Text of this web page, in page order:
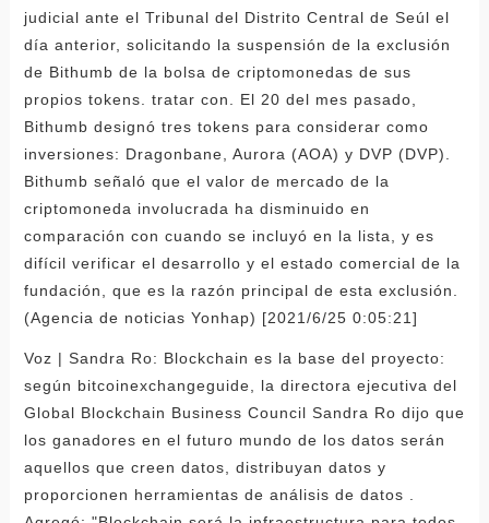
judicial ante el Tribunal del Distrito Central de Seúl el
día anterior, solicitando la suspensión de la exclusión
de Bithumb de la bolsa de criptomonedas de sus
propios tokens. tratar con. El 20 del mes pasado,
Bithumb designó tres tokens para considerar como
inversiones: Dragonbane, Aurora (AOA) y DVP (DVP).
Bithumb señaló que el valor de mercado de la
criptomoneda involucrada ha disminuido en
comparación con cuando se incluyó en la lista, y es
difícil verificar el desarrollo y el estado comercial de la
fundación, que es la razón principal de esta exclusión.
(Agencia de noticias Yonhap) [2021/6/25 0:05:21]
Voz | Sandra Ro: Blockchain es la base del proyecto:
según bitcoinexchangeguide, la directora ejecutiva del
Global Blockchain Business Council Sandra Ro dijo que
los ganadores en el futuro mundo de los datos serán
aquellos que creen datos, distribuyan datos y
proporcionen herramientas de análisis de datos .